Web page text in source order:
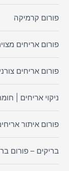
פורום קרמיקה
פורום אריחים
פורום אריחים
ניקוי אריחים |
פורום איתור
בריקים – פורום